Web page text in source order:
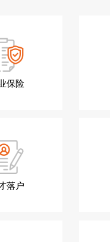
保险
落户